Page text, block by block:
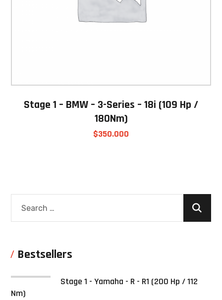
Stage 1 – BMW – 3-Series – 18i (109 Hp /
180Nm)
$350.000
Bestsellers
Stage 1 - Yamaha - R - R1 (200 Hp / 112
Nm)